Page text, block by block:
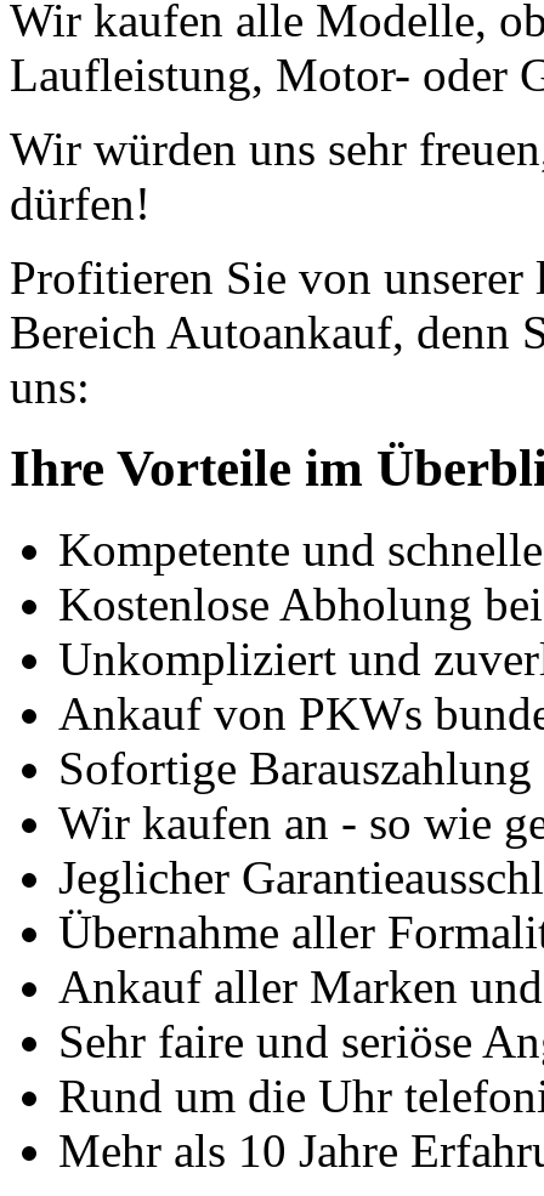
Wir kaufen alle Modelle,
Laufleistung, Motor- oder
Wir würden uns sehr
dürfen!
Profitieren Sie von
Bereich Autoankauf, denn
uns:
Ihre Vorteile im
Kompetente und
Kostenlose Abholung
Unkompliziert und
Ankauf von PKWs
Sofortige
Wir kaufen an - so wie
Jeglicher
Übernahme aller
Ankauf aller Marken
Sehr faire und seriöse
Rund um die Uhr
Mehr als 10 Jahre